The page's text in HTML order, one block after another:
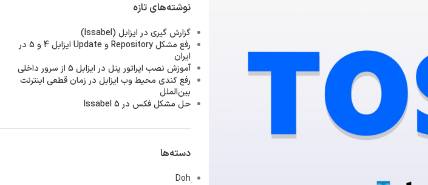
نوشته‌های تازه
گزارش‌ گیری در ایزابل (Issabel)
رفع مشکل Repository و Update ایزابل 4 و 5 در
ایران
آموزش نصب اپراتور پنل در ایزابل 5 از سرور داخلی
رفع کندی محیط وب ایزابل در زمان قطعی اینترنت
بین‌الملل
حل مشکل فکس در Issabel 5
دسته‌ها